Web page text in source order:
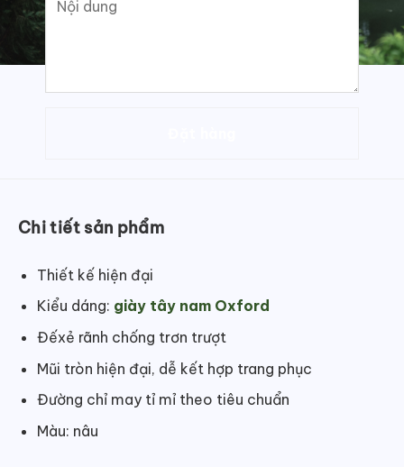
Chi tiết sản phẩm
Thiết kế hiện đại
Kiểu dáng: giày tây nam Oxford
Đếxẻ rãnh chống trơn trượt
Mũi tròn hiện đại, dễ kết hợp trang phục
Đường chỉ may tỉ mỉ theo tiêu chuẩn
Màu: nâu